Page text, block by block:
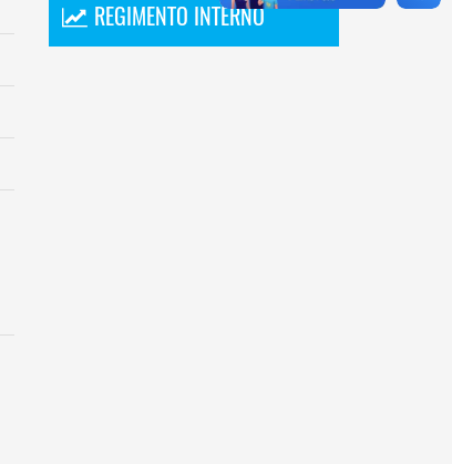
REGIMENTO INTERNO